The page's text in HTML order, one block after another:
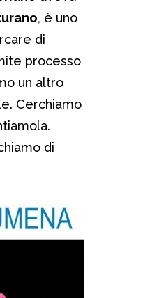
, è uno
di
processo
un altro
Cerchiamo
di